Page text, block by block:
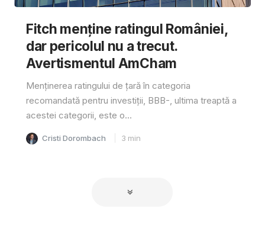
Fitch menține ratingul României,
dar pericolul nu a trecut.
Avertismentul AmCham
Menținerea ratingului de țară în categoria
recomandată pentru investiții, BBB-, ultima treaptă a
acestei categorii, este o...
Cristi Dorombach 3 min